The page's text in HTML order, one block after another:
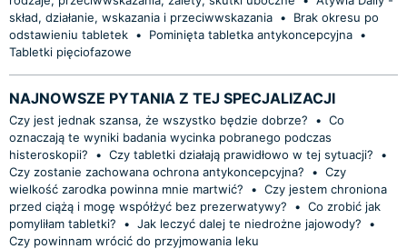
skład, działanie, wskazania i przeciwwskazania •
Brak okresu po
odstawieniu tabletek • Pominięta tabletka antykoncepcyjna •
Tabletki pięciofazowe
NAJNOWSZE PYTANIA Z TEJ SPECJALIZACJI
Czy jest jednak szansa, że wszystko będzie dobrze? • Co
oznaczają te wyniki badania wycinka pobranego podczas
histeroskopii?
• Czy tabletki działają prawidłowo w tej sytuacji?
•
Czy zostanie zachowana ochrona antykoncepcyjna?
• Czy
wielkość zarodka powinna mnie martwić?
• Czy jestem chroniona
przed ciążą i mogę współżyć bez prezerwatywy?
• Co zrobić jak
pomyliłam tabletki?
• Jak leczyć dalej te niedrożne jajowody?
•
Czy powinnam wrócić do przyjmowania leku